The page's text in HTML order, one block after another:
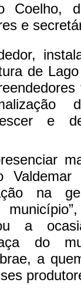
Coelho,
e
de
e
Valdemar
na
a
do
a